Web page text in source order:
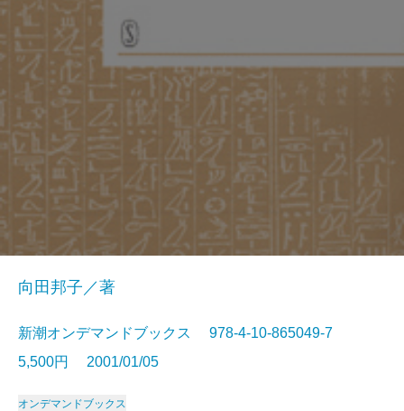
向田邦子／著
新潮オンデマンドブックス 978-4-10-865049-7
5,500円 2001/01/05
オンデマンドブックス